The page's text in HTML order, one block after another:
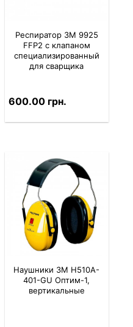
Респиратор 3M 9925
FFP2 с клапаном
специализированный
для сварщика
600.00 грн.
Наушники 3M H510A-
401-GU Оптим-1,
вертикальные